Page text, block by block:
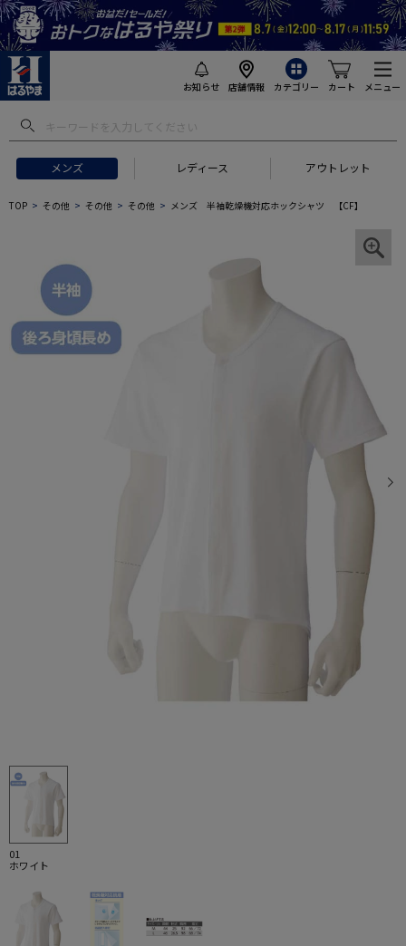
お知らせ 店舗情報 カテゴリー カート メニュー
メンズ レディース アウトレット
TOP その他 その他 その他 メンズ 半袖乾燥機対応ホックシャツ 【CF】
01
ホワイト